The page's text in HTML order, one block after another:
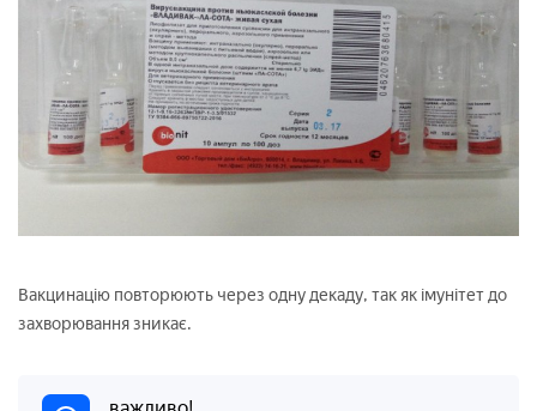
Вакцинацію повторюють через одну декаду, так як імунітет до
захворювання зникає.